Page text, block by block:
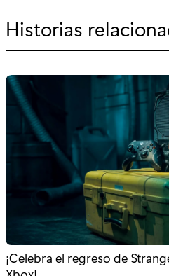
Historias
¡Celebra el regreso de